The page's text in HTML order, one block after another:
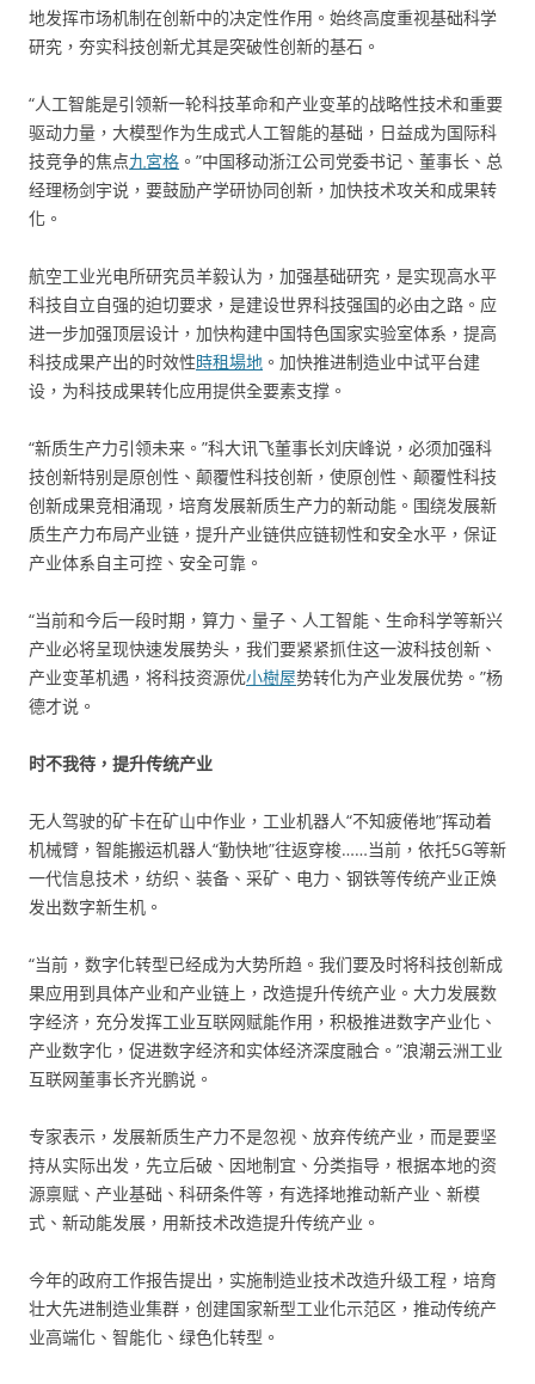
地发挥市场机制在创新中的决定性作用。始终高度重视基础科学
研究，夯实科技创新尤其是突破性创新的基石。
“人工智能是引领新一轮科技革命和产业变革的战略性技术和重要
驱动力量，大模型作为生成式人工智能的基础，日益成为国际科
技竞争的焦点九宮格 。”中国移动浙江公司党委书记、董事长、总
经理杨剑宇说，要鼓励产学研协同创新，加快技术攻关和成果转
化。
航空工业光电所研究员羊毅认为，加强基础研究，是实现高水平
科技自立自强的迫切要求，是建设世界科技强国的必由之路。应
进一步加强顶层设计，加快构建中国特色国家实验室体系，提高
科技成果产出的时效性時租場地 。加快推进制造业中试平台建
设，为科技成果转化应用提供全要素支撑。
“新质生产力引领未来。”科大讯飞董事长刘庆峰说，必须加强科
技创新特别是原创性、颠覆性科技创新，使原创性、颠覆性科技
创新成果竞相涌现，培育发展新质生产力的新动能。围绕发展新
质生产力布局产业链，提升产业链供应链韧性和安全水平，保证
产业体系自主可控、安全可靠。
“当前和今后一段时期，算力、量子、人工智能、生命科学等新兴
产业必将呈现快速发展势头，我们要紧紧抓住这一波科技创新、
产业变革机遇，将科技资源优小樹屋势转化为产业发展优势。”杨
德才说。
时不我待，提升传统产业
无人驾驶的矿卡在矿山中作业，工业机器人“不知疲倦地”挥动着
机械臂，智能搬运机器人“勤快地”往返穿梭……当前，依托5G等新
一代信息技术，纺织、装备、采矿、电力、钢铁等传统产业正焕
发出数字新生机。
“当前，数字化转型已经成为大势所趋。我们要及时将科技创新成
果应用到具体产业和产业链上，改造提升传统产业。大力发展数
字经济，充分发挥工业互联网赋能作用，积极推进数字产业化、
产业数字化，促进数字经济和实体经济深度融合。”浪潮云洲工业
互联网董事长齐光鹏说。
专家表示，发展新质生产力不是忽视、放弃传统产业，而是要坚
持从实际出发，先立后破、因地制宜、分类指导，根据本地的资
源禀赋、产业基础、科研条件等，有选择地推动新产业、新模
式、新动能发展，用新技术改造提升传统产业。
今年的政府工作报告提出，实施制造业技术改造升级工程，培育
壮大先进制造业集群，创建国家新型工业化示范区，推动传统产
业高端化、智能化、绿色化转型。